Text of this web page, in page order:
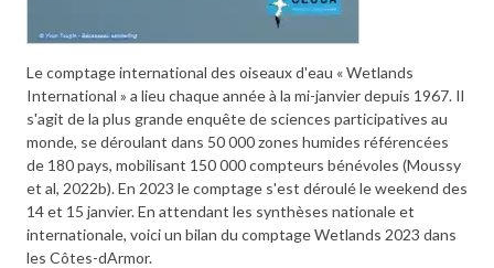
Le comptage international des oiseaux d'eau « Wetlands
International » a lieu chaque année à la mi-janvier depuis 1967. Il
s'agit de la plus grande enquête de sciences participatives au
monde, se déroulant dans 50 000 zones humides référencées
de 180 pays, mobilisant 150 000 compteurs bénévoles (Moussy
et al, 2022b). En 2023 le comptage s'est déroulé le weekend des
14 et 15 janvier. En attendant les synthèses nationale et
internationale, voici un bilan du comptage Wetlands 2023 dans
les Côtes-dArmor.